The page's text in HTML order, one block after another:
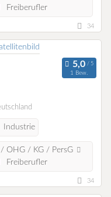
Freiberufler
34
1 Bew.
Industrie
OHG / KG / PersG
Freiberufler
34